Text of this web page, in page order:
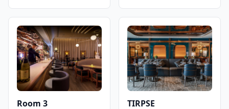
食，採用免服務費經營模
式。憑藉其西班牙北部料
理和雞尾酒，The
Optimist為客人提供正宗
的西班牙美食傳統，主打
適合分享和在充滿活力的
社交氛圍中享用的菜式。
Royer（前亞洲50最佳餐廳
第一名Odette主廚）的合
作項目，提供溫馨的法式
料理和真誠的款待服務。
餐廳由主廚Loïc Portalier
掌舵，展現精緻的法式料
理，採用最優質的時令食
Louise位於香港PMQ的花
Room 3 TIRPSE